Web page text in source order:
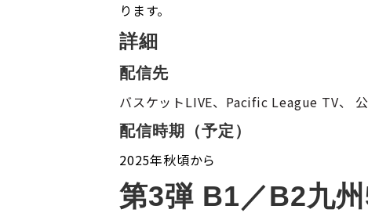
ります。
詳細
配信先
バスケットLIVE、Pacific League TV、
配信時期（予定）
2025年秋頃から
第3弾 B1／B2九